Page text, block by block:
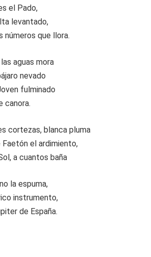
el Pado,
levantado,
números que llora.
aguas mora
nevado
fulminado
canora.
cortezas, blanca pluma
Faetón el ardimiento,
a cuantos baña
la espuma,
instrumento,
de España.